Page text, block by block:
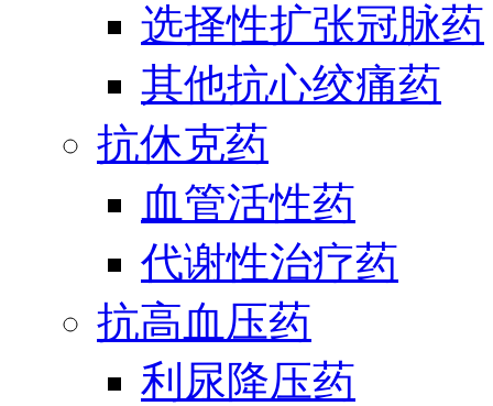
选择性扩张冠脉药
其他抗心绞痛药
抗休克药
血管活性药
代谢性治疗药
抗高血压药
利尿降压药